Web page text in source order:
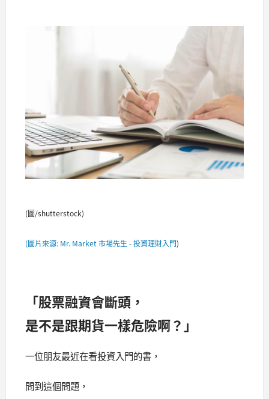
(圖/shutterstock)
(圖片來源: Mr. Market 市場先生 - 投資理財入門)
「股票融資會斷頭，
是不是跟期貨一樣危險啊？」
一位朋友最近在看投資入門的書，
問到這個問題，